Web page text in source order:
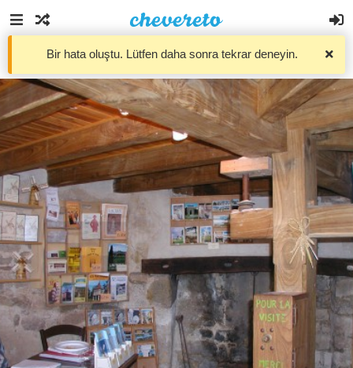
Bir hata oluştu. Lütfen daha sonra tekrar deneyin.
Resimler